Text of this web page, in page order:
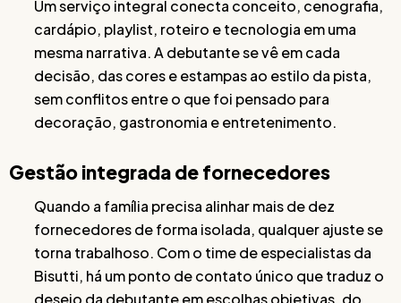
Um serviço integral conecta conceito, cenografia,
cardápio, playlist, roteiro e tecnologia em uma
mesma narrativa. A debutante se vê em cada
decisão, das cores e estampas ao estilo da pista,
sem conflitos entre o que foi pensado para
decoração, gastronomia e entretenimento.
Gestão integrada de fornecedores
Quando a família precisa alinhar mais de dez
fornecedores de forma isolada, qualquer ajuste se
torna trabalhoso. Com o time de especialistas da
Bisutti, há um ponto de contato único que traduz o
desejo da debutante em escolhas objetivas, do